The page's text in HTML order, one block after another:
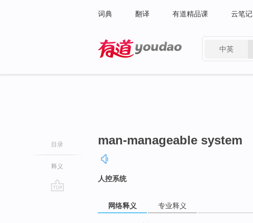
词典 翻译 有道精品课 云笔记
中英
目录
释义
man-manageable system
人控系统
网络释义 专业释义